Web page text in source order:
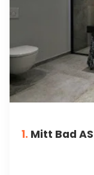
1. Mitt Bad AS